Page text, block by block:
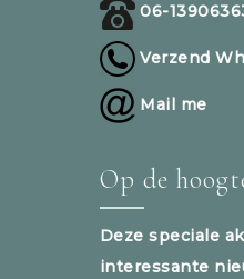
06-
Verzend
Mail me
Op de
Deze speciale
interessante